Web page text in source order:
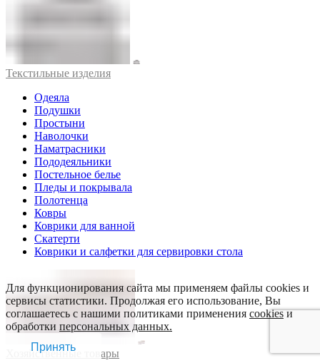
Текстильные изделия
Одеяла
Подушки
Простыни
Наволочки
Наматрасники
Пододеяльники
Постельное белье
Пледы и покрывала
Полотенца
Ковры
Коврики для ванной
Скатерти
Коврики и салфетки для сервировки стола
Хозяйственные товары
Для функционирования сайта мы применяем файлы cookies и
сервисы статистики. Продолжая его использование, Вы
соглашаетесь с нашими политиками применения cookiesи
обработки персональных данных.
Принять